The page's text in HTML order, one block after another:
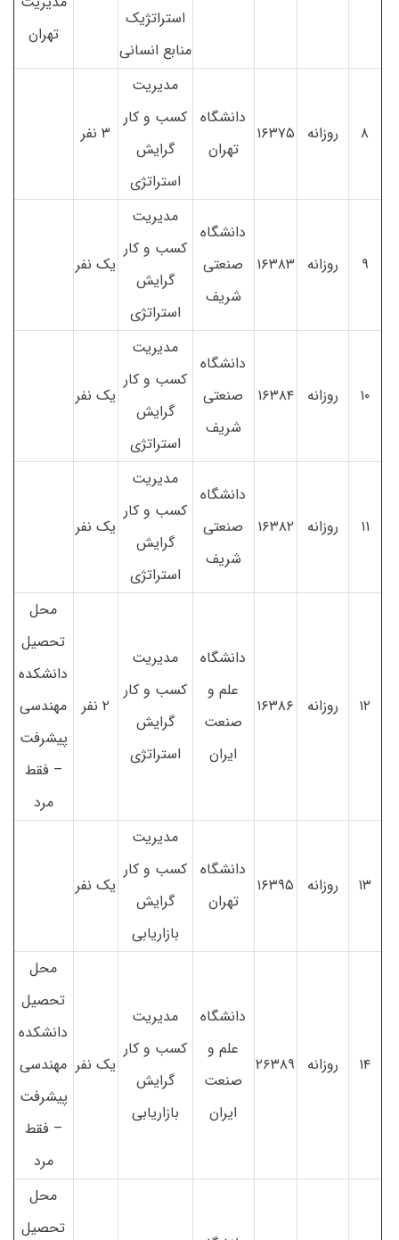
استراتژیک
منابع انسانی
تهران
۸ روزانه ۱۶۳۷۵
دانشگاه
تهران
مدیریت
کسب و کار
گرایش
استراتژی
۳ نفر
۹ روزانه ۱۶۳۸۳
دانشگاه
صنعتی
شریف
مدیریت
کسب و کار
گرایش
استراتژی
یک نفر
۱۰ روزانه ۱۶۳۸۴
دانشگاه
صنعتی
شریف
مدیریت
کسب و کار
گرایش
استراتژی
یک نفر
۱۱ روزانه ۱۶۳۸۲
دانشگاه
صنعتی
شریف
مدیریت
کسب و کار
گرایش
استراتژی
یک نفر
۱۲ روزانه ۱۶۳۸۶
دانشگاه
علم و
صنعت
ایران
مدیریت
کسب و کار
گرایش
استراتژی
۲ نفر
محل
تحصیل
دانشکده
مهندسی
پیشرفت
– فقط
مرد
۱۳ روزانه ۱۶۳۹۵
دانشگاه
تهران
مدیریت
کسب و کار
گرایش
بازاریابی
یک نفر
۱۴ روزانه ۲۶۳۸۹
دانشگاه
علم و
صنعت
ایران
مدیریت
کسب و کار
گرایش
بازاریابی
یک نفر
محل
تحصیل
دانشکده
مهندسی
پیشرفت
– فقط
مرد
محل
تحصیل